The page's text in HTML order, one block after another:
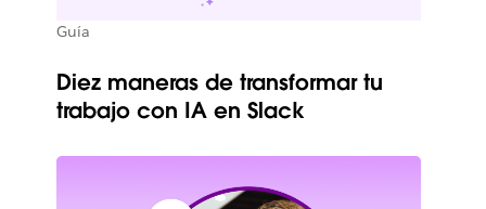
Guía
Diez maneras de transformar tu
trabajo con IA en Slack